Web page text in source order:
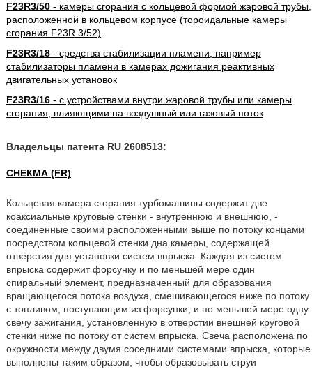
F23R3/50- камеры сгорания с кольцевой формой жаровой трубы,
расположенной в кольцевом корпусе (тороидальные камеры
сгорания F23R 3/52)
F23R3/18- средства стабилизации пламени, например
стабилизаторы пламени в камерах дожигания реактивных
двигательных установок
F23R3/16- с устройствами внутри жаровой трубы или камеры
сгорания, влияющими на воздушный или газовый поток
Владельцы патента RU 2608513:
СНЕКМА (FR)
Кольцевая камера сгорания турбомашины содержит две
коаксиальные круговые стенки - внутреннюю и внешнюю, -
соединенные своими расположенными выше по потоку концами
посредством кольцевой стенки дна камеры, содержащей
отверстия для установки систем впрыска. Каждая из систем
впрыска содержит форсунку и по меньшей мере один
спиральный элемент, предназначенный для образования
вращающегося потока воздуха, смешивающегося ниже по потоку
с топливом, поступающим из форсунки, и по меньшей мере одну
свечу зажигания, установленную в отверстии внешней круговой
стенки ниже по потоку от систем впрыска. Свеча расположена по
окружности между двумя соседними системами впрыска, которые
выполнены таким образом, чтобы образовывать струи